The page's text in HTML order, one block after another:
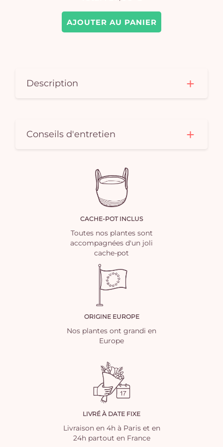
AJOUTER AU PANIER
Description
Conseils d'entretien
CACHE-POT INCLUS
Toutes nos plantes sont
accompagnées d'un joli
cache-pot
ORIGINE EUROPE
Nos plantes ont grandi en
Europe
LIVRÉ À DATE FIXE
Livraison en 4h à Paris et en
24h partout en France